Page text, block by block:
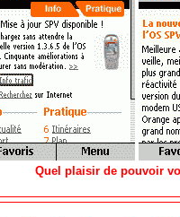
Quel plaisir de pouvoir